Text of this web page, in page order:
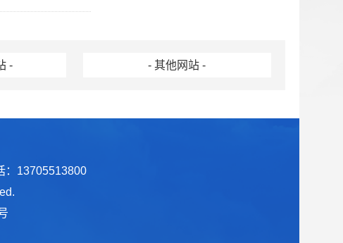
- - 其他网站 -
：13705513800